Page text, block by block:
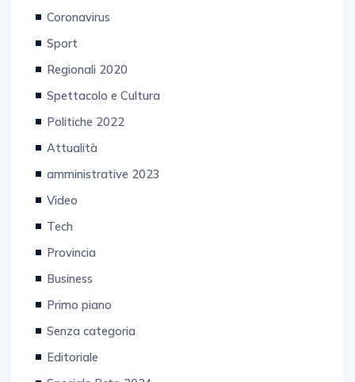
Coronavirus
Sport
Regionali 2020
Spettacolo e Cultura
Politiche 2022
Attualità
amministrative 2023
Video
Tech
Provincia
Business
Primo piano
Senza categoria
Editoriale